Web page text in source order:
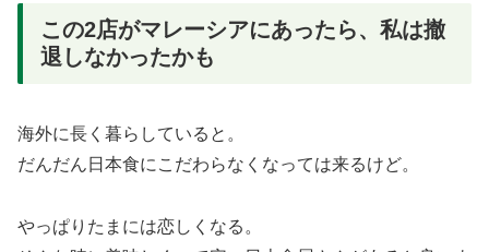
この2店がマレーシアにあったら、私は撤
退しなかったかも
海外に長く暮らしていると。
だんだん日本食にこだわらなくなっては来るけど。
やっぱりたまには恋しくなる。